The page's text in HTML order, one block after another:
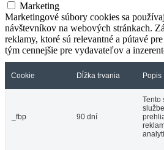
Marketing
Marketingové súbory cookies sa
návštevníkov na webových stránkach.
reklamy, ktoré sú relevantné a pútavé
tým cennejšie pre vydavateľov a
Cookie Dĺžka trvania Popis
_fbp 90 dní
Tento